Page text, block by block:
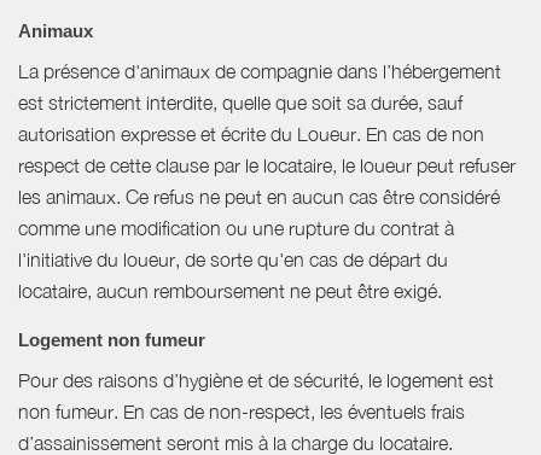
Animaux
La présence d'animaux de compagnie dans l’hébergement
est strictement interdite, quelle que soit sa durée, sauf
autorisation expresse et écrite du Loueur. En cas de non
respect de cette clause par le locataire, le loueur peut refuser
les animaux. Ce refus ne peut en aucun cas être considéré
comme une modification ou une rupture du contrat à
l'initiative du loueur, de sorte qu'en cas de départ du
locataire, aucun remboursement ne peut être exigé.
Logement non fumeur
Pour des raisons d’hygiène et de sécurité, le logement est
non fumeur. En cas de non-respect, les éventuels frais
d’assainissement seront mis à la charge du locataire.